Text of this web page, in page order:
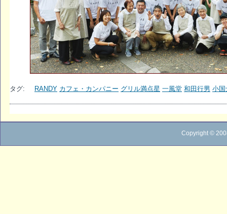
タグ: RANDY カフェ・カンパニー グリル満点星 一風堂 和田行男 小国
Copyright ©